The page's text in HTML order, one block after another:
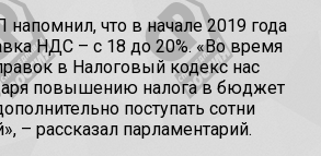
что в начале 2019 года
НДС – с 18 до 20%. «Во время
в Налоговый кодекс нас
повышению налога в бюджет
поступать сотни
– рассказал парламентарий.